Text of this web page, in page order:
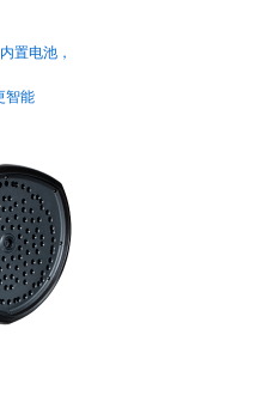
置电池，
智能